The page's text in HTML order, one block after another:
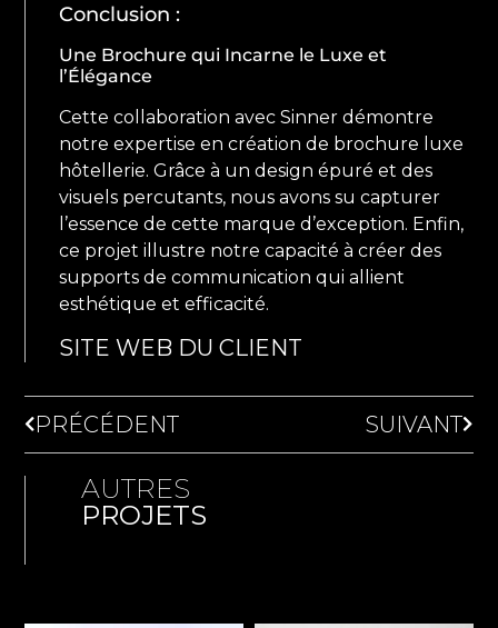
Conclusion :
Une Brochure qui Incarne le Luxe et
l’Élégance
Cette collaboration avec Sinner démontre
notre expertise en création de brochure luxe
hôtellerie. Grâce à un design épuré et des
visuels percutants, nous avons su capturer
l’essence de cette marque d’exception. Enfin,
ce projet illustre notre capacité à créer des
supports de communication qui allient
esthétique et efficacité.
SITE WEB DU CLIENT
PRÉCÉDENT SUIVANT
AUTRES
PROJETS